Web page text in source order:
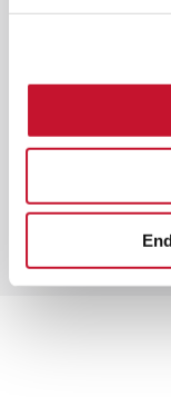
Ideon
mycket hög
forskning
första och